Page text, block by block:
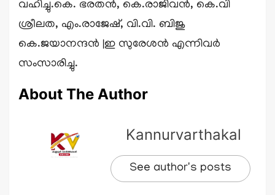
വഹിച്ചു.കെ. ഭരതൻ, കെ.രാജിവൻ, കെ.വി
ശ്രീലത, എം.രാജേഷ്, വി.വി. ബിജു
കെ.ജയാനന്ദൻ |ഇ സുരേശൻ എന്നിവർ
സംസാരിച്ചു.
About The Author
Kannurvarthakal
See author's posts